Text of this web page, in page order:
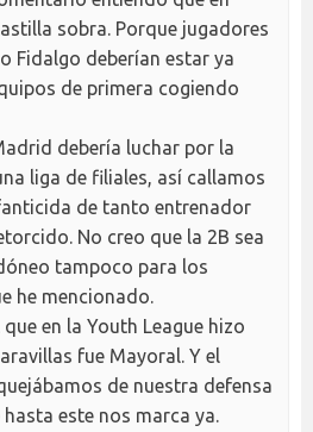
sobra. Porque jugadores
Fidalgo deberían estar ya
de primera cogiendo
debería luchar por la
liga de filiales, así callamos
de tanto entrenador
No creo que la 2B sea
tampoco para los
he mencionado.
que en la Youth League hizo
fue Mayoral. Y el
de nuestra defensa
este nos marca ya.